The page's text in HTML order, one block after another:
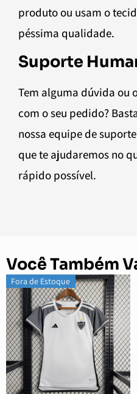
produto ou usam o
péssima qualidade.
Suporte
Tem alguma dúvida ou
com o seu pedido?
nossa equipe de
que te ajudaremos no
rápido possível.
Você Também
Fora de Estoque